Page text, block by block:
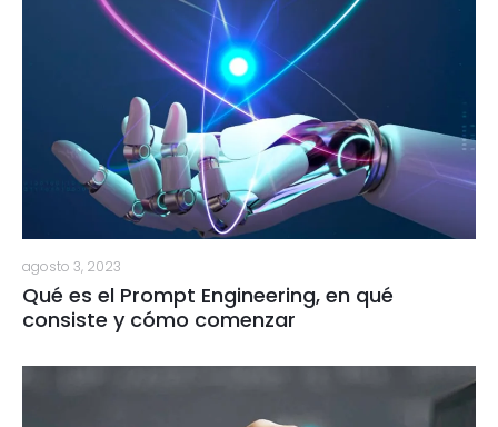
agosto 3, 2023
Qué es el Prompt Engineering, en qué
consiste y cómo comenzar